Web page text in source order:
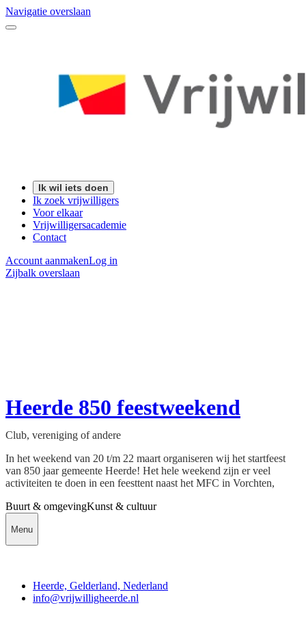
Navigatie overslaan
Ik wil iets doen
Ik zoek vrijwilligers
Voor elkaar
Vrijwilligersacademie
Contact
Account aanmakenLog in
Zijbalk overslaan
Heerde 850 feestweekend
Club, vereniging of andere
In het weekend van 20 t/m 22 maart organiseren wij het startfeest
van 850 jaar gemeente Heerde! Het hele weekend zijn er veel
activiteiten te doen in een feesttent naast het MFC in Vorchten,
Buurt & omgevingKunst & cultuur
Menu
Heerde, Gelderland, Nederland
info@vrijwilligheerde.nl